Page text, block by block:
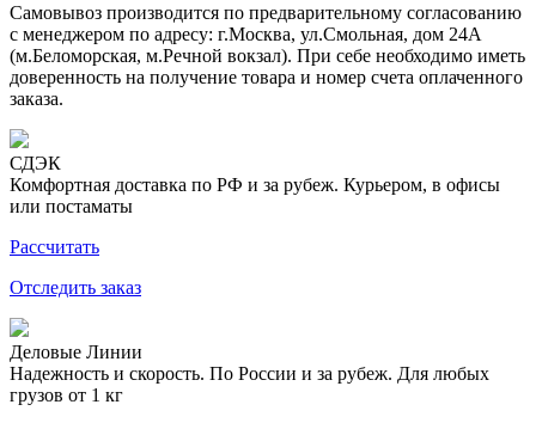
Самовывоз производится по предварительному согласованию
с менеджером по адресу: г.Москва, ул.Смольная, дом 24А
(м.Беломорская, м.Речной вокзал). При себе необходимо иметь
доверенность на получение товара и номер счета оплаченного
заказа.
СДЭК
Комфортная доставка по РФ и за рубеж. Курьером, в офисы
или постаматы
Рассчитать
Отследить заказ
Деловые Линии
Надежность и скорость. По России и за рубеж. Для любых
грузов от 1 кг